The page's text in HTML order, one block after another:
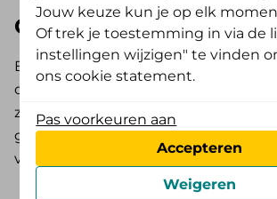
Gecontracteerde zorg
Bij gecontracteerde zorg maak je
door ons, gecontracteerde
zorgaanbieder regelt samen met jou
gecontracteerde aanbieder
voor de zorg rechtstreeks bij je
Jouw keuze kun je op elk
Of trek je toestemming in via de
instellingen wijzigen" te vinden
ons cookie statement.
Pas voorkeuren aan
Accepteren
Weigeren